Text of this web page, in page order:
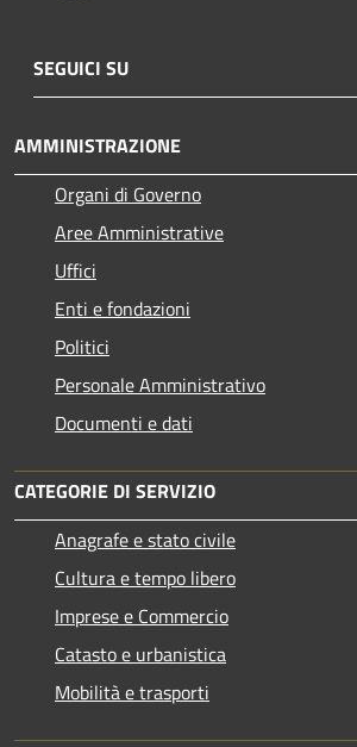
SEGUICI SU
AMMINISTRAZIONE
Organi di Governo
Aree Amministrative
Uffici
Enti e fondazioni
Politici
Personale Amministrativo
Documenti e dati
CATEGORIE DI SERVIZIO
Anagrafe e stato civile
Cultura e tempo libero
Imprese e Commercio
Catasto e urbanistica
Mobilità e trasporti